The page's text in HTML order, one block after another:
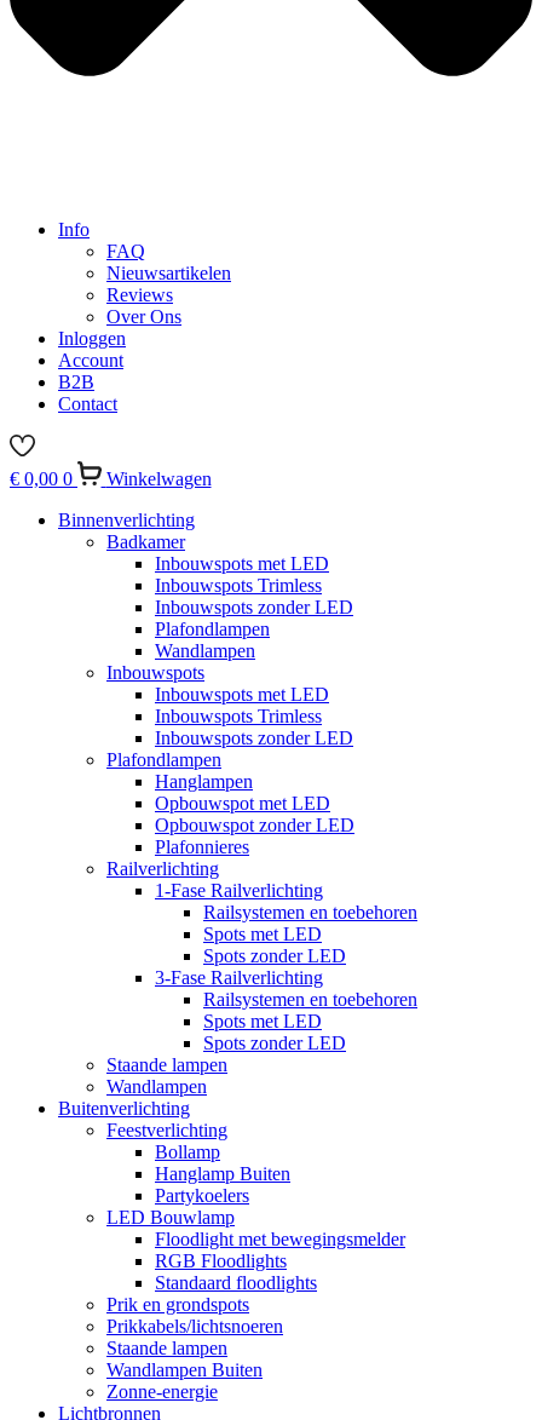
Info
FAQ
Nieuwsartikelen
Reviews
Over Ons
Inloggen
Account
B2B
Contact
€ 0,00 0
Winkelwagen
Binnenverlichting
Badkamer
Inbouwspots met LED
Inbouwspots Trimless
Inbouwspots zonder LED
Plafondlampen
Wandlampen
Inbouwspots
Inbouwspots met LED
Inbouwspots Trimless
Inbouwspots zonder LED
Plafondlampen
Hanglampen
Opbouwspot met LED
Opbouwspot zonder LED
Plafonnieres
Railverlichting
1-Fase Railverlichting
Railsystemen en toebehoren
Spots met LED
Spots zonder LED
3-Fase Railverlichting
Railsystemen en toebehoren
Spots met LED
Spots zonder LED
Staande lampen
Wandlampen
Buitenverlichting
Feestverlichting
Bollamp
Hanglamp Buiten
Partykoelers
LED Bouwlamp
Floodlight met bewegingsmelder
RGB Floodlights
Standaard floodlights
Prik en grondspots
Prikkabels/lichtsnoeren
Staande lampen
Wandlampen Buiten
Zonne-energie
Lichtbronnen